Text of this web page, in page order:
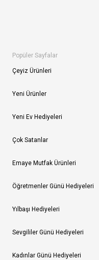
Popüler Sayfalar
Çeyiz Ürünleri
Yeni Ürünler
Yeni Ev Hediyeleri
Çok Satanlar
Emaye Mutfak Ürünleri
Öğretmenler Günü Hediyeleri
Yılbaşı Hediyeleri
Sevgililer Günü Hediyeleri
Kadınlar Günü Hediyeleri